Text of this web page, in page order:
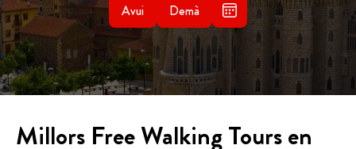
Avui Demà
Millors Free Walking Tours en